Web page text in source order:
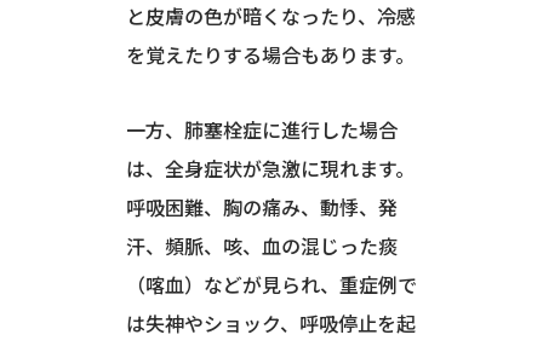
と皮膚の色が暗くなったり、冷感
を覚えたりする場合もあります。
一方、肺塞栓症に進行した場合
は、全身症状が急激に現れます。
呼吸困難、胸の痛み、動悸、発
汗、頻脈、咳、血の混じった痰
（喀血）などが見られ、重症例で
は失神やショック、呼吸停止を起